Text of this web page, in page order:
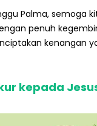
Palma, semoga
penuh
kenangan
kepada